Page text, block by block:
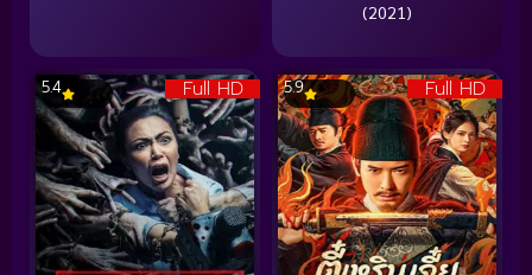
(2021)
Full HD
5.4 Full HD
5.9